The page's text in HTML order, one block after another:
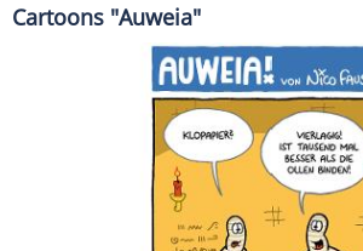
Cartoons "Auweia"